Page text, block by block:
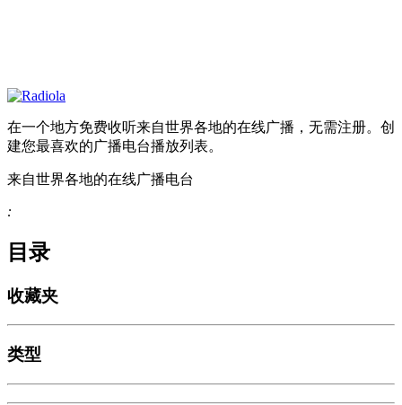
在一个地方免费收听来自世界各地的在线广播，无需注册。创
建您最喜欢的广播电台播放列表。
来自世界各地的在线广播电台
:
目录
收藏夹
类型